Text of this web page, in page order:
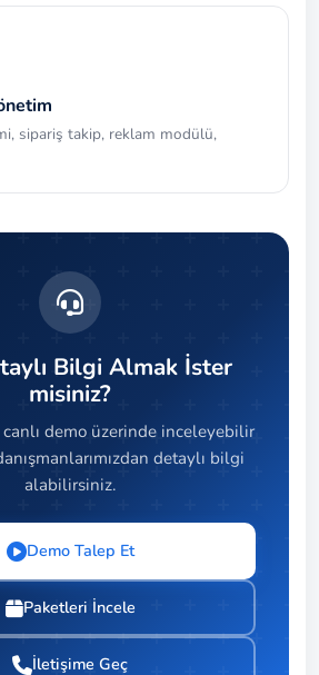
sipariş takip, reklam modülü,
Bilgi Almak İster
misiniz?
demo üzerinde inceleyebilir
detaylı bilgi
alabilirsiniz.
Demo Talep Et
Paketleri İncele
İletişime Geç